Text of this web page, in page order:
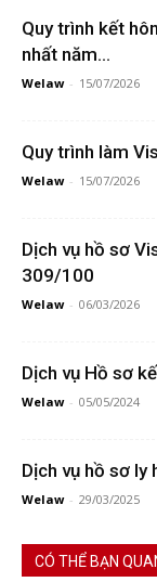
Quy trình kết
nhất năm...
Welaw - 15/07/2026
Quy trình làm
Welaw - 15/07/2026
Dịch vụ hồ sơ
309/100
Welaw - 06/03/2026
Dịch vụ Hồ sơ
Welaw - 05/05/2024
Dịch vụ hồ sơ ly
Welaw - 29/03/2025
CÓ THỂ BẠN